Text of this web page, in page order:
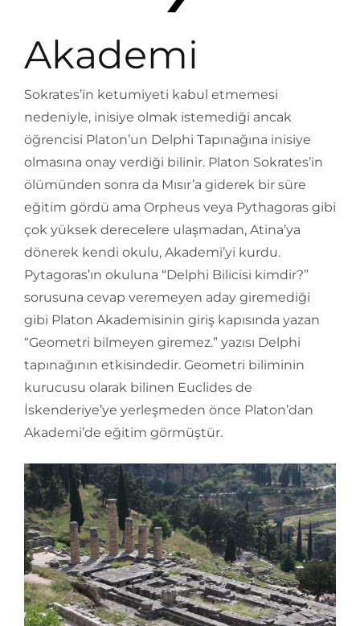
Akademi
Sokrates’in ketumiyeti kabul etmemesi
nedeniyle, inisiye olmak istemediği ancak
öğrencisi Platon’un Delphi Tapınağına inisiye
olmasına onay verdiği bilinir. Platon Sokrates’in
ölümünden sonra da Mısır’a giderek bir süre
eğitim gördü ama Orpheus veya Pythagoras gibi
çok yüksek derecelere ulaşmadan, Atina’ya
dönerek kendi okulu, Akademi’yi kurdu.
Pytagoras’ın okuluna “Delphi Bilicisi kimdir?”
sorusuna cevap veremeyen aday giremediği
gibi Platon Akademisinin giriş kapısında yazan
“Geometri bilmeyen giremez.” yazısı Delphi
tapınağının etkisindedir. Geometri biliminin
kurucusu olarak bilinen Euclides de
İskenderiye’ye yerleşmeden önce Platon’dan
Akademi’de eğitim görmüştür.